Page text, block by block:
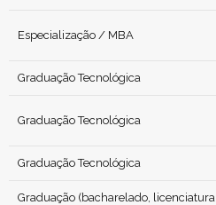
Especialização / MBA
Graduação Tecnológica
Graduação Tecnológica
Graduação Tecnológica
Graduação (bacharelado, licenciatura